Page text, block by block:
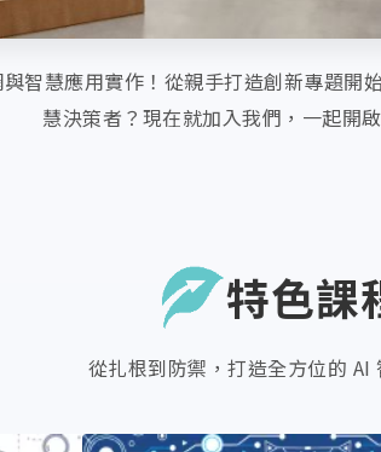
智慧應用實作！從親手打造創新專題
慧決策者？現在就加入我們，一起開
特色課
從扎根到防禦，打造全方位的 AI